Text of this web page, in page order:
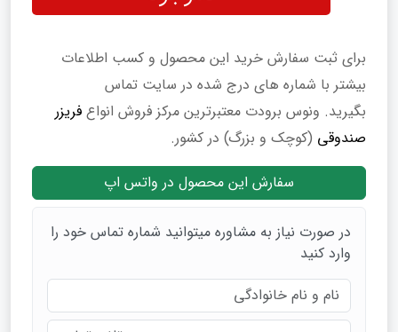
برای ثبت سفارش خرید این محصول و کسب اطلاعات
بیشتر با شماره های درج شده در سایت تماس
بگیرید. ونوس برودت معتبرترین مرکز فروش انواع فریزر
صندوقی (کوچک و بزرگ) در کشور.
سفارش این محصول در واتس اپ
در صورت نیاز به مشاوره میتوانید شماره تماس خود را
وارد کنید